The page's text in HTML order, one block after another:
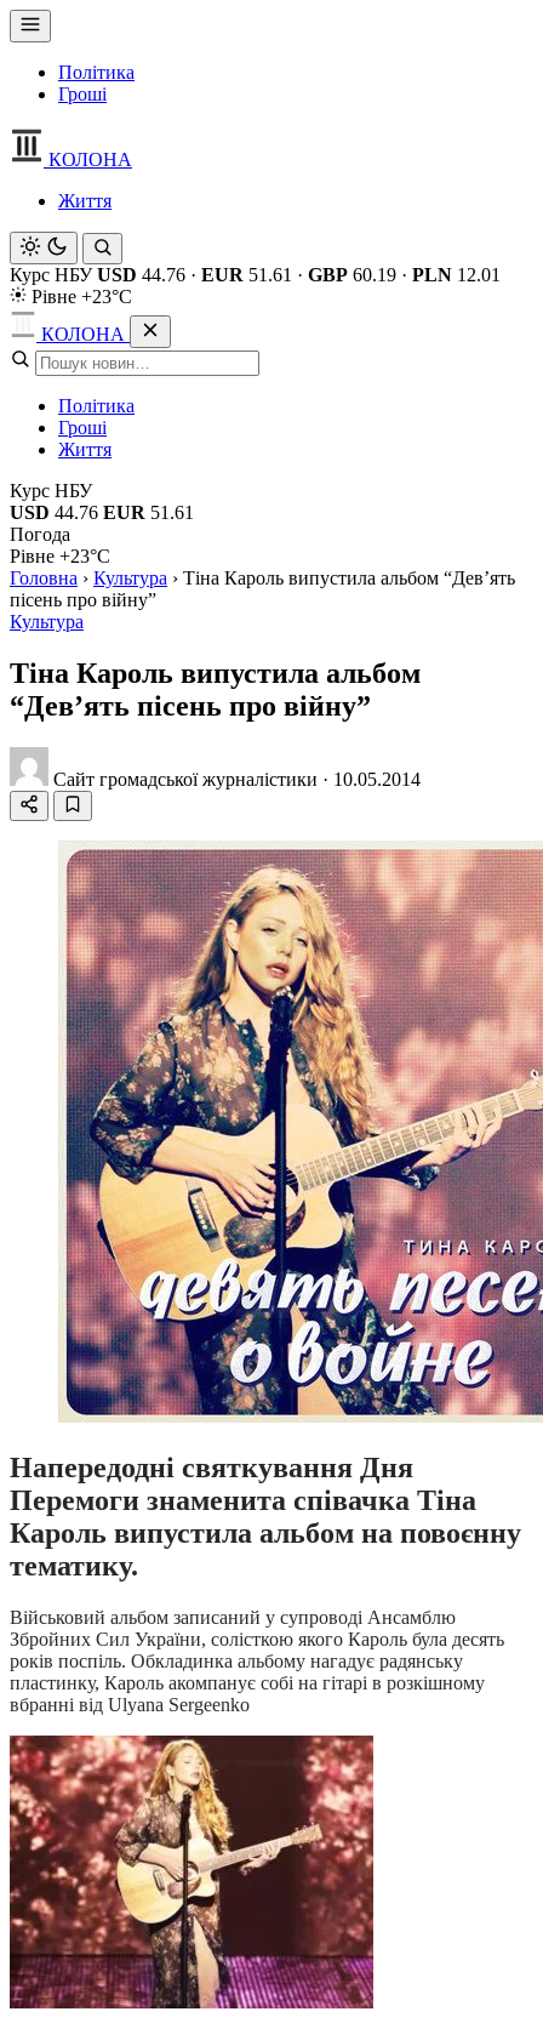
Політика
Гроші
КОЛОНА
Життя
Курс НБУ USD 44.76 · EUR 51.61 · GBP 60.19 · PLN 12.01
Рівне +23°C
КОЛОНА
Політика
Гроші
Життя
Курс НБУ
USD 44.76 EUR 51.61
Погода
Рівне +23°C
Головна › Культура › Тіна Кароль випустила альбом “Дев’ять
пісень про війну”
Культура
Тіна Кароль випустила альбом
“Дев’ять пісень про війну”
Сайт громадської журналістики · 10.05.2014
Напередодні святкування Дня
Перемоги знаменита співачка Тіна
Кароль випустила альбом на повоєнну
тематику.
Військовий альбом записаний у супроводі Ансамблю
Збройних Сил України, солісткою якого Кароль була десять
років поспіль. Обкладинка альбому нагадує радянську
пластинку, Кароль акомпанує собі на гітарі в розкішному
вбранні від Ulyana Sergeenko